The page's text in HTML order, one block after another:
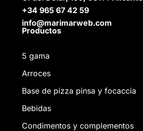
+34 965 67 42 59
info@marimarweb.com
Productos
5 gama
Arroces
Base de pizza pinsa y focaccia
Bebidas
Condimentos y complementos